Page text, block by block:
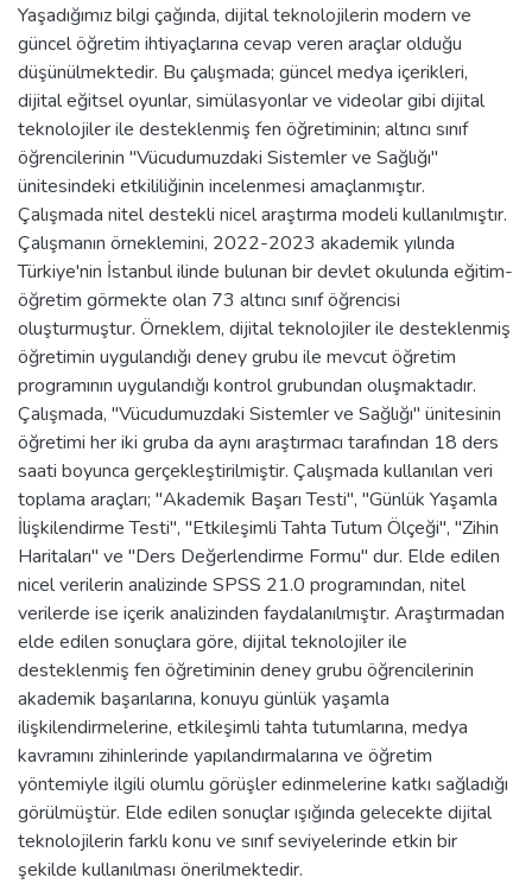
Yaşadığımız bilgi çağında, dijital teknolojilerin modern ve
güncel öğretim ihtiyaçlarına cevap veren araçlar olduğu
düşünülmektedir. Bu çalışmada; güncel medya içerikleri,
dijital eğitsel oyunlar, simülasyonlar ve videolar gibi dijital
teknolojiler ile desteklenmiş fen öğretiminin; altıncı sınıf
öğrencilerinin "Vücudumuzdaki Sistemler ve Sağlığı"
ünitesindeki etkililiğinin incelenmesi amaçlanmıştır.
Çalışmada nitel destekli nicel araştırma modeli kullanılmıştır.
Çalışmanın örneklemini, 2022-2023 akademik yılında
Türkiye'nin İstanbul ilinde bulunan bir devlet okulunda eğitim-
öğretim görmekte olan 73 altıncı sınıf öğrencisi
oluşturmuştur. Örneklem, dijital teknolojiler ile desteklenmiş
öğretimin uygulandığı deney grubu ile mevcut öğretim
programının uygulandığı kontrol grubundan oluşmaktadır.
Çalışmada, "Vücudumuzdaki Sistemler ve Sağlığı" ünitesinin
öğretimi her iki gruba da aynı araştırmacı tarafından 18 ders
saati boyunca gerçekleştirilmiştir. Çalışmada kullanılan veri
toplama araçları; "Akademik Başarı Testi", "Günlük Yaşamla
İlişkilendirme Testi", "Etkileşimli Tahta Tutum Ölçeği", "Zihin
Haritaları" ve "Ders Değerlendirme Formu" dur. Elde edilen
nicel verilerin analizinde SPSS 21.0 programından, nitel
verilerde ise içerik analizinden faydalanılmıştır. Araştırmadan
elde edilen sonuçlara göre, dijital teknolojiler ile
desteklenmiş fen öğretiminin deney grubu öğrencilerinin
akademik başarılarına, konuyu günlük yaşamla
ilişkilendirmelerine, etkileşimli tahta tutumlarına, medya
kavramını zihinlerinde yapılandırmalarına ve öğretim
yöntemiyle ilgili olumlu görüşler edinmelerine katkı sağladığı
görülmüştür. Elde edilen sonuçlar ışığında gelecekte dijital
teknolojilerin farklı konu ve sınıf seviyelerinde etkin bir
şekilde kullanılması önerilmektedir.